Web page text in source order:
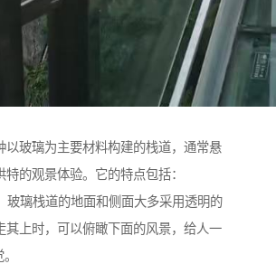
以玻璃为主要材料构建的栈道，通常悬
的观景体验。它的特点包括：
玻璃栈道的地面和侧面大多采用透明的
其上时，可以俯瞰下面的风景，给人一